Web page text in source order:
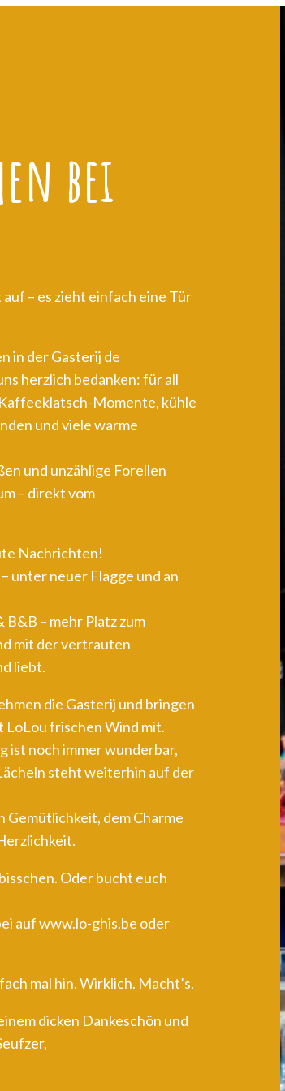
bei
– es zieht einfach eine Tür
in der Gasterij de
herzlich bedanken: für all
Momente, kühle
und viele warme
und unzählige Forellen
– direkt vom
Nachrichten!
unter neuer Flagge und an
– mehr Platz zum
mit der vertrauten
liebt.
die Gasterij und bringen
LoLou frischen Wind mit.
ist noch immer wunderbar,
steht weiterhin auf der
dem Charme
Oder bucht euch
aufwww.lo-ghis.be oder
mal hin. Wirklich. Macht’s.
dicken Dankeschön und